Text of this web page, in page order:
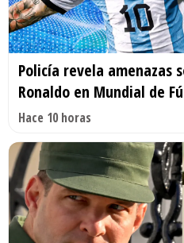
Policía revela amenazas
Ronaldo en Mundial de
Hace 10 horas